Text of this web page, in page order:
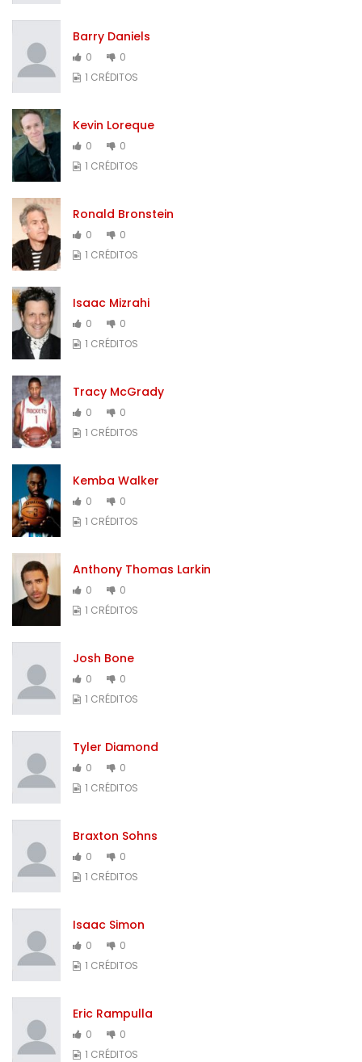
Barry Daniels
0
0
1 CRÉDITOS
Kevin Loreque
0
0
1 CRÉDITOS
Ronald Bronstein
0
0
1 CRÉDITOS
Isaac Mizrahi
0
0
1 CRÉDITOS
Tracy McGrady
0
0
1 CRÉDITOS
Kemba Walker
0
0
1 CRÉDITOS
Anthony Thomas Larkin
0
0
1 CRÉDITOS
Josh Bone
0
0
1 CRÉDITOS
Tyler Diamond
0
0
1 CRÉDITOS
Braxton Sohns
0
0
1 CRÉDITOS
Isaac Simon
0
0
1 CRÉDITOS
Eric Rampulla
0
0
1 CRÉDITOS